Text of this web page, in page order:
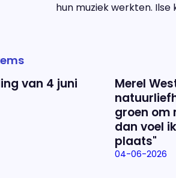
hun muziek werkten.
van 4 juni
Merel
groen om
dan voel
plaats"
04-06-2026